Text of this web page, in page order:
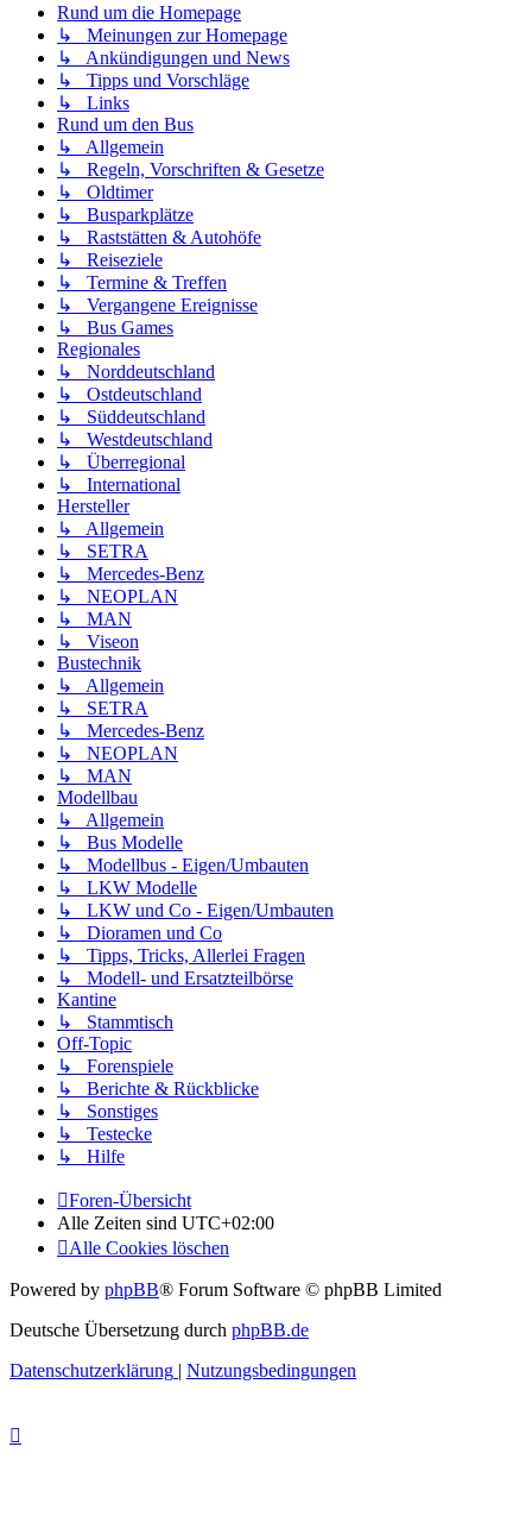
Rund um die Homepage
↳ Meinungen zur Homepage
↳ Ankündigungen und News
↳ Tipps und Vorschläge
↳ Links
Rund um den Bus
↳ Allgemein
↳ Regeln, Vorschriften & Gesetze
↳ Oldtimer
↳ Busparkplätze
↳ Raststätten & Autohöfe
↳ Reiseziele
↳ Termine & Treffen
↳ Vergangene Ereignisse
↳ Bus Games
Regionales
↳ Norddeutschland
↳ Ostdeutschland
↳ Süddeutschland
↳ Westdeutschland
↳ Überregional
↳ International
Hersteller
↳ Allgemein
↳ SETRA
↳ Mercedes-Benz
↳ NEOPLAN
↳ MAN
↳ Viseon
Bustechnik
↳ Allgemein
↳ SETRA
↳ Mercedes-Benz
↳ NEOPLAN
↳ MAN
Modellbau
↳ Allgemein
↳ Bus Modelle
↳ Modellbus - Eigen/Umbauten
↳ LKW Modelle
↳ LKW und Co - Eigen/Umbauten
↳ Dioramen und Co
↳ Tipps, Tricks, Allerlei Fragen
↳ Modell- und Ersatzteilbörse
Kantine
↳ Stammtisch
Off-Topic
↳ Forenspiele
↳ Berichte & Rückblicke
↳ Sonstiges
↳ Testecke
↳ Hilfe
Foren-Übersicht
Alle Zeiten sind UTC+02:00
Alle Cookies löschen
Powered by phpBB® Forum Software © phpBB Limited
Deutsche Übersetzung durch phpBB.de
Datenschutzerklärung | Nutzungsbedingungen